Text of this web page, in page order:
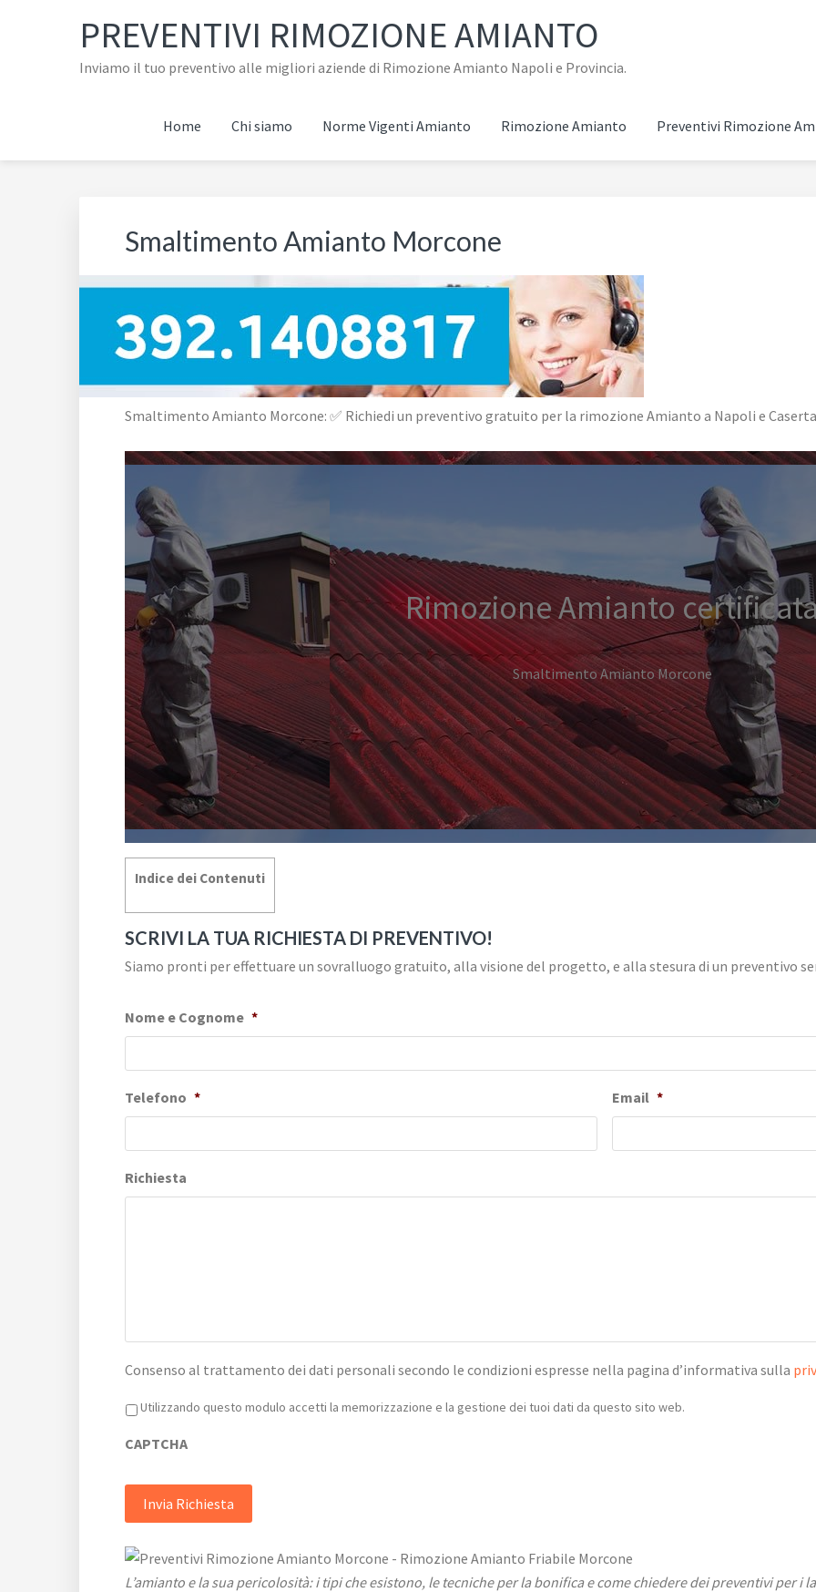
PREVENTIVI RIMOZIONE AMIANTO
Inviamo il tuo preventivo alle migliori aziende di Rimozione Amianto Napoli e Provincia.
Home Chi siamo Norme Vigenti Amianto Rimozione Amianto Preventivi Rimozione
Smaltimento Amianto Morcone
Smaltimento Amianto Morcone: ✅ Richiedi un preventivo gratuito per la rimozione Amianto a Napoli e
Rimozione Amianto
Smaltimento Amianto Morcone
Indice dei Contenuti
SCRIVI LA TUA RICHIESTA DI PREVENTIVO!
Siamo pronti per effettuare un sovralluogo gratuito, alla visione del progetto, e alla stesura di un preventivo
Nome e Cognome *
Telefono * Email *
Richiesta
Consenso al trattamento dei dati personali secondo le condizioni espresse nella pagina d’informativa sulla
Privacy *
Utilizzando questo modulo accetti la memorizzazione e la gestione dei tuoi dati da questo sito web.
CAPTCHA
L’amianto e la sua pericolosità: i tipi che esistono, le tecniche per la bonifica e come chiedere dei preventivi per i